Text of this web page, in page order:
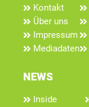
Kontakt
Über uns
Impressum
Mediadaten
NEWS
Inside